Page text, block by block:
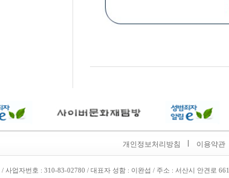
개인정보처리방침 이용약관
/ 사업자번호 : 310-83-02780 / 대표자 성함 : 이완섭 / 주소 : 서산시 안견로 661